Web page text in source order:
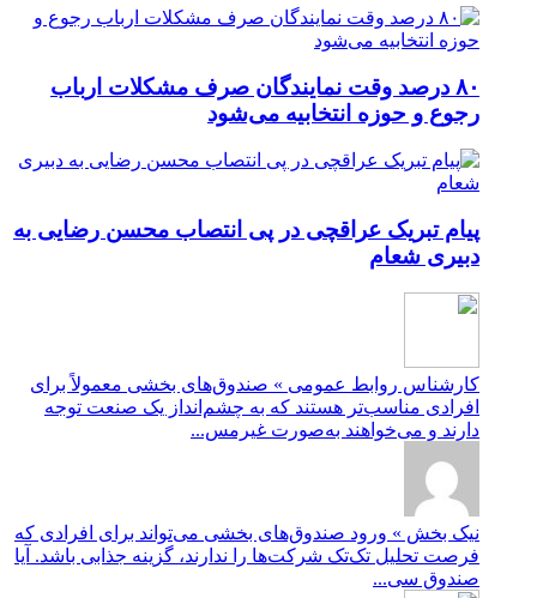
۸۰ درصد وقت نمایندگان صرف مشکلات ارباب
رجوع و حوزه انتخابیه می‌شود
پیام تبریک عراقچی در پی انتصاب محسن رضایی به
دبیری شعام
کارشناس روابط عمومی » صندوق‌های بخشی معمولاً برای
افرادی مناسب‌تر هستند که به چشم‌انداز یک صنعت توجه
دارند و می‌خواهند به‌صورت غیرمس...
نیک بخش » ورود صندوق‌های بخشی می‌تواند برای افرادی که
فرصت تحلیل تک‌تک شرکت‌ها را ندارند، گزینه جذابی باشد. آیا
صندوق سی...